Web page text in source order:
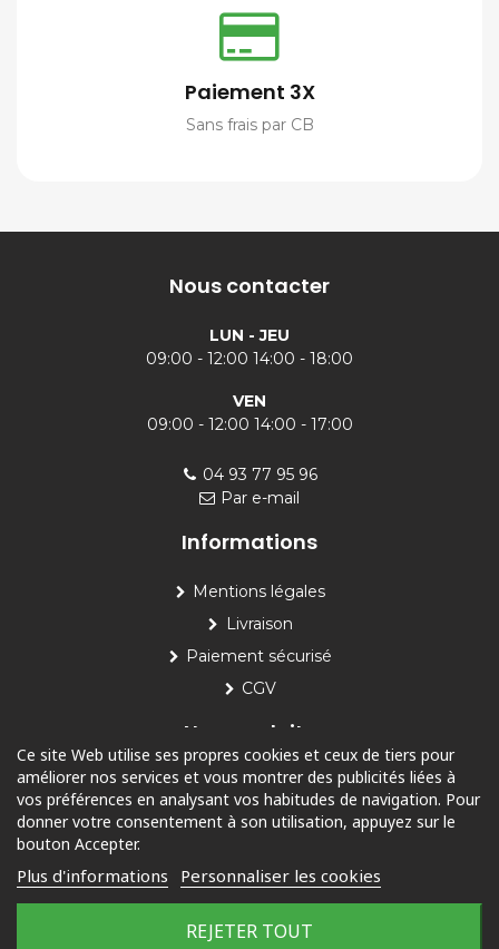
Paiement 3X
Sans frais par CB
Nous contacter
LUN - JEU
09:00 - 12:00 14:00 - 18:00
VEN
09:00 - 12:00 14:00 - 17:00
04 93 77 95 96
Par e-mail
Informations
Mentions légales
Livraison
Paiement sécurisé
CGV
Nos produits
Piscine
Jardin
Outdoor
Ce site Web utilise ses propres cookies et ceux de tiers pour
améliorer nos services et vous montrer des publicités liées à
vos préférences en analysant vos habitudes de navigation. Pour
donner votre consentement à son utilisation, appuyez sur le
bouton Accepter.
Plus d'informations Personnaliser les cookies
REJETER TOUT